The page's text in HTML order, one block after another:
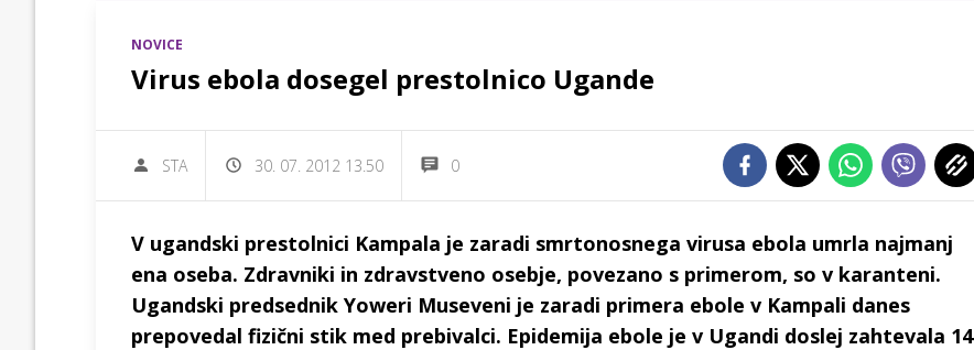
NOVICE
Virus ebola dosegel prestolnico Ugande
STA 30. 07. 2012 13.50 0
V ugandski prestolnici Kampala je zaradi smrtonosnega virusa ebola umrla najmanj
ena oseba. Zdravniki in zdravstveno osebje, povezano s primerom, so v karanteni.
Ugandski predsednik Yoweri Museveni je zaradi primera ebole v Kampali danes
prepovedal fizični stik med prebivalci. Epidemija ebole je v Ugandi doslej zahtevala 14